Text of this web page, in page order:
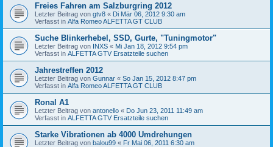
Freies Fahren am Salzburgring 2012
Letzter Beitrag von gtv8 « Di Mär 06, 2012 9:30 am
Verfasst in Alfa Romeo ALFETTA GT CLUB
Suche Blinkerhebel, SSD, Gurte, "Tuningmotor"
Letzter Beitrag von INXS « Mi Jan 18, 2012 9:54 pm
Verfasst in ALFETTA GTV Ersatzteile suchen
Jahrestreffen 2012
Letzter Beitrag von Gunnar « So Jan 15, 2012 8:47 pm
Verfasst in Alfa Romeo ALFETTA GT CLUB
Ronal A1
Letzter Beitrag von antonello « Do Jun 23, 2011 11:49 am
Verfasst in ALFETTA GTV Ersatzteile suchen
Starke Vibrationen ab 4000 Umdrehungen
Letzter Beitrag von balou99 « Fr Mai 06, 2011 6:30 am